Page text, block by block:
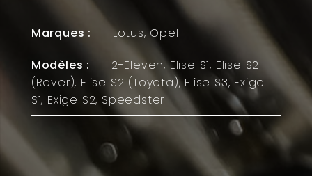
Marques :
Lotus, Opel
Modèles :
2-Eleven, Elise S1, Elise S2
(Rover), Elise S2 (Toyota), Elise S3, Exige
S1, Exige S2, Speedster